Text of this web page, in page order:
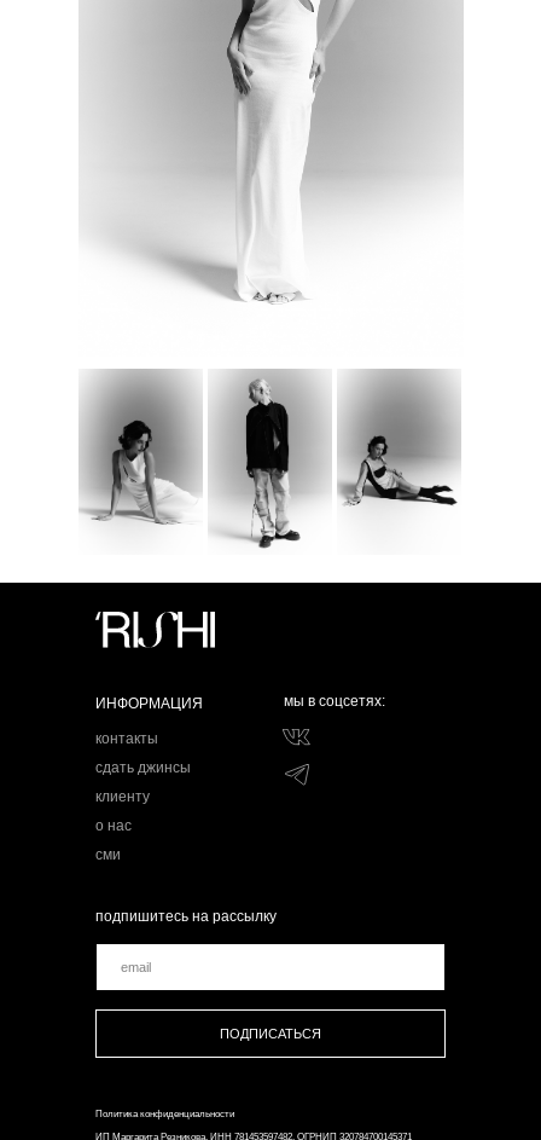
Политика конфиденциальности
сми
контакты
сдать джинсы
клиенту
о нас
ИНФОРМАЦИЯ мы в соцсетях:
подпишитесь на рассылку
ИП Маргарита Резникова, ИНН 781453597482, ОГРНИП 320784700145371
ПОДПИСАТЬСЯ